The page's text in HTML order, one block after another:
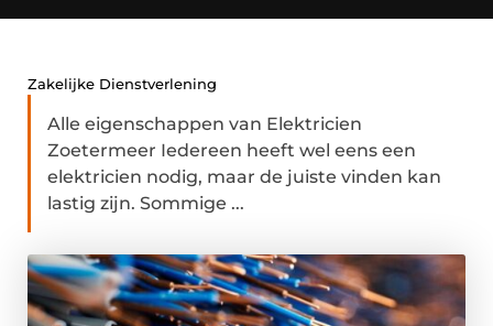
Zakelijke Dienstverlening
Alle eigenschappen van Elektricien
Zoetermeer Iedereen heeft wel eens een
elektricien nodig, maar de juiste vinden kan
lastig zijn. Sommige ...